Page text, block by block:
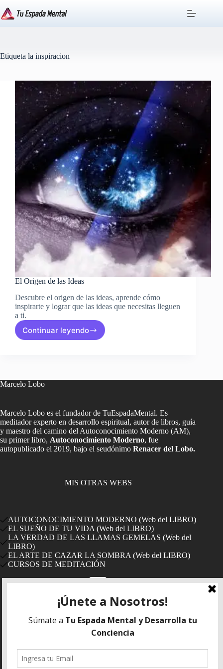
al
contenido
Etiqueta la inspiracion
El Origen de las Ideas
Descubre el origen de las ideas, aprende cómo
inspirarte y lograr que las ideas que necesitas lleguen
a ti.
Continuar leyendo
El
Marcelo Lobo
Marcelo Lobo es el fundador de TuEspadaMental. Es
meditador experto en desarrollo espiritual, autor de libros, guía
y maestro del camino del Autoconocimiento Moderno (AM),
su primer libro, Autoconocimiento Moderno, fue
autopublicado el 2019, bajo el seudónimo Renacer del Lobo.
MIS OTRAS WEBS
AUTOCONOCIMIENTO MODERNO (Web del LIBRO)
EL SUEÑO DE TU VIDA (Web del LIBRO)
LA VERDAD DE LAS LLAMAS GEMELAS (Web del
LIBRO)
EL ARTE DE CAZAR LA SOMBRA (Web del LIBRO)
CURSOS DE MEDITACIÓN